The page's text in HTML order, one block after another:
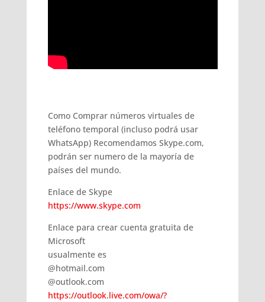
Como Comprar números virtuales de
teléfono temporal (incluso podrá usar
WhatsApp) Recomendamos Skype.com,
podrán ser numero de la mayoría de
países del mundo.
Enlace de Skype
https://www.skype.com
Enlace para crear cuenta gratuita de
Microsoft
usualmente es
@hotmail.com
@outlook.com
https://outlook.live.com/owa/?